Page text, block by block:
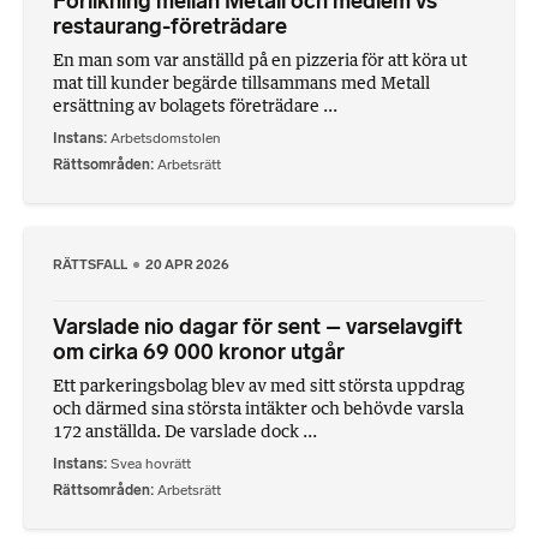
restaurang-företrädare
En man som var anställd på en pizzeria för att köra ut
mat till kunder begärde tillsammans med Metall
ersättning av bolagets företrädare ...
Instans Arbetsdomstolen
Rättsområden Arbetsrätt
RÄTTSFALL 20 APR 2026
Varslade nio dagar för sent – varselavgift
om cirka 69 000 kronor utgår
Ett parkeringsbolag blev av med sitt största uppdrag
och därmed sina största intäkter och behövde varsla
172 anställda. De varslade dock ...
Instans Svea hovrätt
Rättsområden Arbetsrätt